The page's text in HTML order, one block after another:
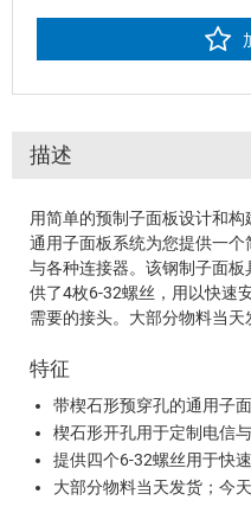
描述
用简单的预制子面板设计和
通用子面板系统为您提供一
与各种连接器。该钢制子面
供了4枚6-32螺丝，用以快速
需要的接头。大部分物料当天
特征
带楔石形预穿孔的通用子
楔石形开孔用于定制电信
提供四个6-32螺丝用于快
大部分物料当天发货；今